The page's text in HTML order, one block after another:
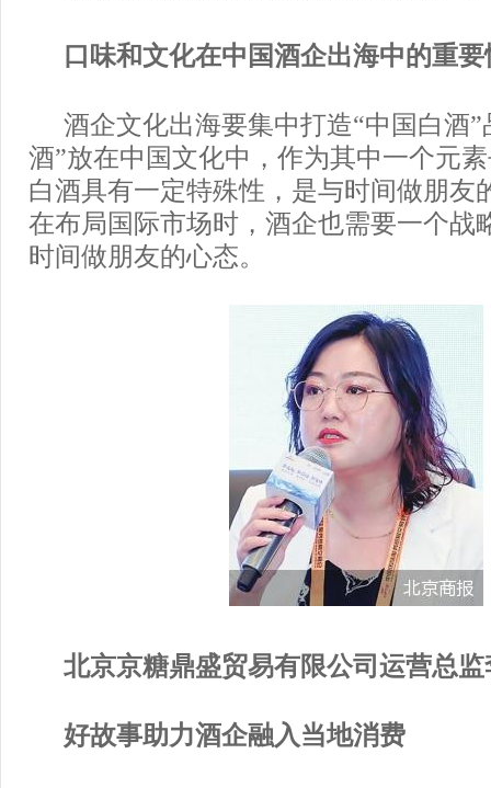
口味和文化在中国酒企出海中的重要
酒企文化出海要集中打造“中国白酒
酒”放在中国文化中，作为其中一个元
白酒具有一定特殊性，是与时间做朋友
在布局国际市场时，酒企也需要一个战
时间做朋友的心态。
北京京糖鼎盛贸易有限公司运营总监
好故事助力酒企融入当地消费